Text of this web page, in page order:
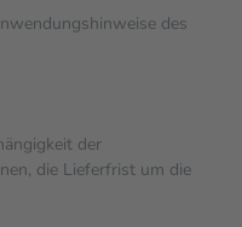
des
der
die Lieferfrist um die